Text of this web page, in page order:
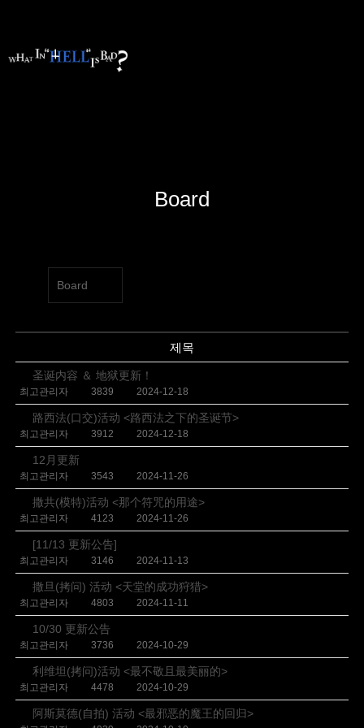
Board
Board
제목
圣诞内容 ＆ 地狱更新！
최고관리자 3839 2024-12-18
路西法(口交)活动 <路西法之下的圣诞节>
최고관리자 3912 2024-12-18
12月更新
최고관리자 3543 2024-11-26
撒共(模特)活动 <那个符咒的用途>
최고관리자 4123 2024-11-26
[11/13 更新公告]
최고관리자 3146 2024-11-13
撒旦(拷问) 活动 <天堂的成功狩猎>
최고관리자 4803 2024-11-11
10/30 更新公告
최고관리자 3736 2024-10-29
利维坦(拷问)活动 <最不敬且最美丽的>
최고관리자 4478 2024-10-29
阿斯莫德(自拍) 活动 <最邪恶的魔王的回归>